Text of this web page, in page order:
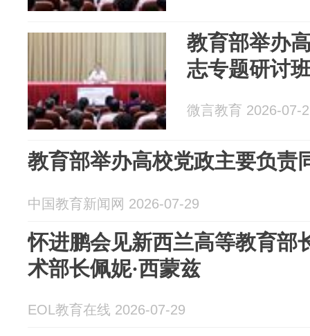
教育部举办
志专题研讨
微言教育 2026-07-
教育部举办高校党政主要负责
中国教育新闻网 2026-07-29
怀进鹏会见新西兰高等教育部
术部长佩妮·西蒙兹
EOL教育在线 2026-07-29